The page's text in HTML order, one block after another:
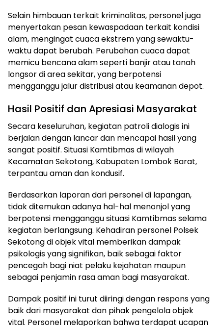
Selain himbauan terkait kriminalitas, personel juga
menyertakan pesan kewaspadaan terkait kondisi
alam, mengingat cuaca ekstrem yang sewaktu-
waktu dapat berubah. Perubahan cuaca dapat
memicu bencana alam seperti banjir atau tanah
longsor di area sekitar, yang berpotensi
mengganggu jalur distribusi atau keamanan depot.
Hasil Positif dan Apresiasi Masyarakat
Secara keseluruhan, kegiatan patroli dialogis ini
berjalan dengan lancar dan mencapai hasil yang
sangat positif. Situasi Kamtibmas di wilayah
Kecamatan Sekotong, Kabupaten Lombok Barat,
terpantau aman dan kondusif.
Berdasarkan laporan dari personel di lapangan,
tidak ditemukan adanya hal-hal menonjol yang
berpotensi mengganggu situasi Kamtibmas selama
kegiatan berlangsung. Kehadiran personel Polsek
Sekotong di objek vital memberikan dampak
psikologis yang signifikan, baik sebagai faktor
pencegah bagi niat pelaku kejahatan maupun
sebagai penjamin rasa aman bagi masyarakat.
Dampak positif ini turut diiringi dengan respons yang
baik dari masyarakat dan pihak pengelola objek
vital. Personel melaporkan bahwa terdapat ucapan